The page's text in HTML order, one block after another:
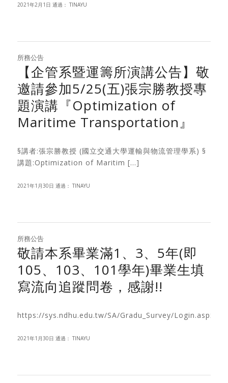
2021年2月1日 通過： TINAYU
所務公告
【企管系暨運籌所演講公告】敬
邀請參加5/25(五)張宗勝教授專
題演講『Optimization of
Maritime Transportation』
§講者:張宗勝教授 (國立交通大學運輸與物流管理學系) §
講題:Optimization of Maritim […]
2021年1月30日 通過： TINAYU
所務公告
敬請本系畢業滿1、3、5年(即
105、103、101學年)畢業生填
寫流向追蹤問卷，感謝!!
https://sys.ndhu.edu.tw/SA/Gradu_Survey/Login.aspx
2021年1月30日 通過： TINAYU